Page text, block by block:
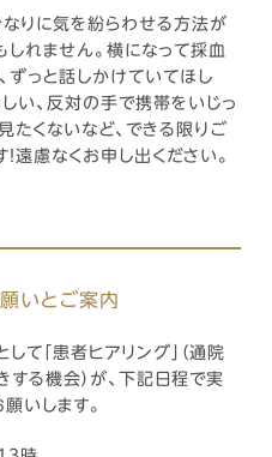
りに気を紛らわせる方法が
れません。横になって採血
ずっと話しかけていてほし
い、反対の手で携帯をいじっ
たくないなど、できる限りご
遠慮なくお申し出ください。
願いとご案内
「患者ヒアリング」（通院
る機会）が、下記日程で実
いします。